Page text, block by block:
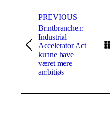
navigation
PREVIOUS
Previous
post:
Brintbranchen:
Industrial
Accelerator Act
kunne have
været mere
ambitiøs